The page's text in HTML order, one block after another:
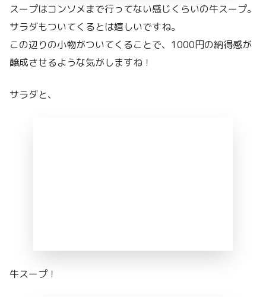
スープはコンソメまで行ってない感じくらいの牛スープ。
サラダもついてくるとは嬉しいですね。
この辺りの小物がついてくることで、1000円の納得感が
醸成させるような気がしますね！
サラダと、
牛スープ！